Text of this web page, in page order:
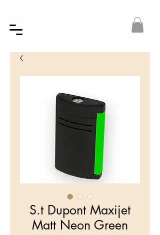
S.t Dupont Maxijet
Matt Neon Green